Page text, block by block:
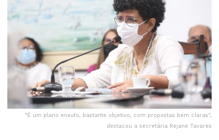
“É um plano enxuto, bastante objetivo, com propostas bem claras",
destacou a secretária Rejane Tavares